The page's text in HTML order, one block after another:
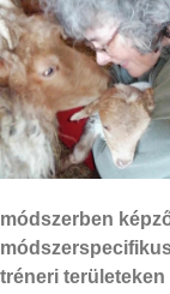
módszerben
tréneri területeken